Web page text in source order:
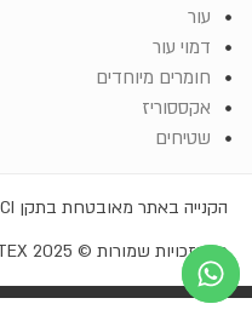
עור
דמוי עור
חומרים מיוחדים
אקססוריז
שטיחים
הקנייה באתר מאובטחת בתקן PCI
כל הזכויות שמורות © EROTEX 2025